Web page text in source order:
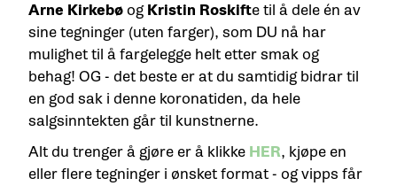
Arne KirkebøogKristin Roskifte til å dele én av
sine tegninger (uten farger), som DU nå har
mulighet til å fargelegge helt etter smak og
behag! OG - det beste er at du samtidig bidrar til
en god sak i denne koronatiden, da hele
salgsinntekten går til kunstnerne.
Alt du trenger å gjøre er å klikke HER, kjøpe en
eller flere tegninger i ønsket format - og vipps får